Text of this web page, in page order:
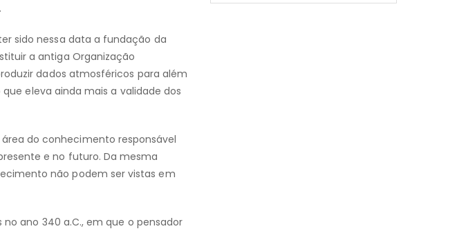
sido nessa data a fundação da
a antiga Organização
dados atmosféricos para além
eleva ainda mais a validade dos
do conhecimento responsável
e no futuro. Da mesma
não podem ser vistas em
ano 340 a.C., em que o pensador